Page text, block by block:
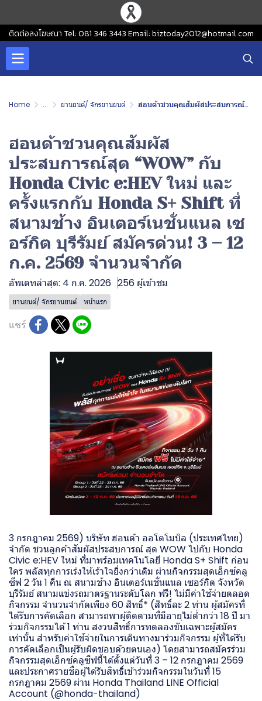
ติดต่อลงโฆษณา Tel: 081 346 3443 Email: biztoday2012@hotmail.com
Home ... ยานยนต์/ จักรยานยนต์ ฮอนด้าชวนคุณสัมผัสประสบการณ์สุด “WOW” กับ Honda Civic e:HEV ใหม่ และครั้งแรกกับ Honda S+ Shift ที่สนามช้าง อินเตอร์เนชั่นแนล เซอร์กิต บุรีรัมย์ สมัครด่วน! 3 – 12 ก.ค. 2569 จำนวนจำกัด
ฮอนด้าชวนคุณสัมผัส
ประสบการณ์สุด “WOW” กับ
Honda Civic e:HEV ใหม่ และ
ครั้งแรกกับ Honda S+ Shift ที่
สนามช้าง อินเตอร์เนชั่นแนล เซ
อร์กิต บุรีรัมย์ สมัครด่วน! 3 – 12
ก.ค. 2569 จำนวนจำกัด
อัพเดทล่าสุด: 4 ก.ค. 2026 256 ผู้เข้าชม
ยานยนต์/ จักรยานยนต์ หน้าแรก
แชร์
3 กรกฎาคม 2569) บริษัท ฮอนด้า ออโตโมบิล (ประเทศไทย)
จำกัด ชวนลูกค้าสัมผัสประสบการณ์ สุด WOW ไปกับ Honda
Civic e:HEV ใหม่ ที่มาพร้อมเทคโนโลยี Honda S+ Shift ก่อน
ใคร พลัสทุกการเร่งให้เร้าใจยิ่งกว่าเดิม ผ่านกิจกรรมสุดเอ็กซ์คลู
ซีฟ 2 วัน 1 คืน ณ สนามช้าง อินเตอร์เนชั่นแนล เซอร์กิต จังหวัด
บุรีรัมย์ สนามแข่งรถมาตรฐานระดับโลก ฟรี! ไม่มีค่าใช้จ่ายตลอด
กิจกรรม จำนวนจำกัดเพียง 60 สิทธิ์* (สิทธิ์ละ 2 ท่าน ผู้สมัครที่
ได้รับการคัดเลือก สามารถพาผู้ติดตามที่มีอายุไม่ต่ำกว่า 18 ปี มา
ร่วมกิจกรรมได้ 1 ท่าน สงวนสิทธิ์การทดลองขับเฉพาะผู้สมัคร
เท่านั้น สำหรับค่าใช้จ่ายในการเดินทางมาร่วมกิจกรรม ผู้ที่ได้รับ
การคัดเลือกเป็นผู้รับผิดชอบด้วยตนเอง) โดยสามารถสมัครร่วม
กิจกรรมสุดเอ็กซ์คลูซีฟนี้ได้ตั้งแต่วันที่ 3 – 12 กรกฎาคม 2569
และประกาศรายชื่อผู้ได้รับสิทธิ์เข้าร่วมกิจกรรมในวันที่ 15
กรกฎาคม 2569 ผ่าน Honda Thailand LINE Official
Account (@honda-thailand)